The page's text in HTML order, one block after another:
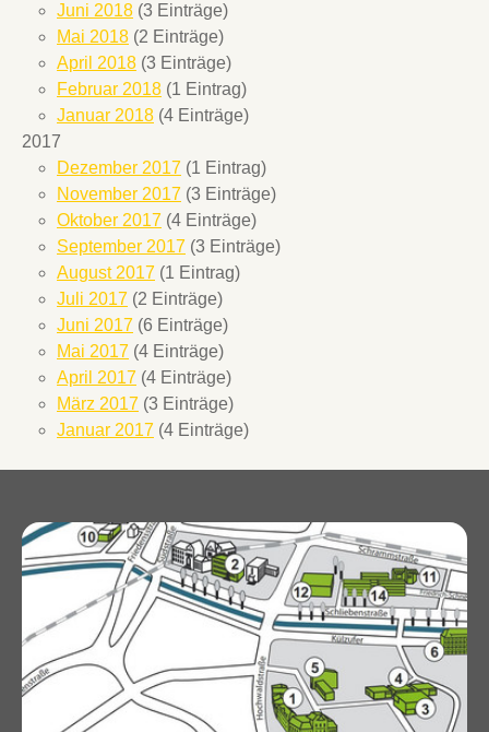
Juni 2018 (3 Einträge)
Mai 2018 (2 Einträge)
April 2018 (3 Einträge)
Februar 2018 (1 Eintrag)
Januar 2018 (4 Einträge)
2017
Dezember 2017 (1 Eintrag)
November 2017 (3 Einträge)
Oktober 2017 (4 Einträge)
September 2017 (3 Einträge)
August 2017 (1 Eintrag)
Juli 2017 (2 Einträge)
Juni 2017 (6 Einträge)
Mai 2017 (4 Einträge)
April 2017 (4 Einträge)
März 2017 (3 Einträge)
Januar 2017 (4 Einträge)